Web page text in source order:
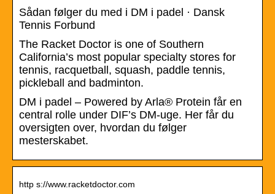
Sådan følger du med i DM i padel · Dansk
Tennis Forbund
The Racket Doctor is one of Southern
California’s most popular specialty stores for
tennis, racquetball, squash, paddle tennis,
pickleball and badminton.
DM i padel – Powered by Arla® Protein får en
central rolle under DIF’s DM-uge. Her får du
oversigten over, hvordan du følger
mesterskabet.
http s://www.racketdoctor.com